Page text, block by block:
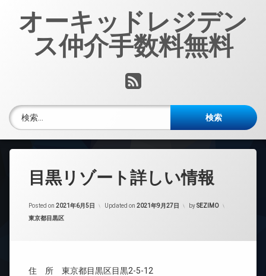
オーキッドレジデン
ス仲介手数料無料
RSS
検索:
目黒リゾート詳しい情報
Posted on 2021年6月5日 Updated on 2021年9月27日 bySEZIMO
カテゴリー:
東京都目黒区
住 所 東京都目黒区目黒2-5-12